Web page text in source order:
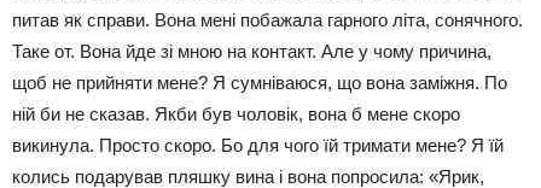
питав як справи. Вона мені побажала гарного літа, сонячного.
Таке от. Вона йде зі мною на контакт. Але у чому причина,
щоб не прийняти мене? Я сумніваюся, що вона заміжня. По
ній би не сказав. Якби був чоловік, вона б мене скоро
викинула. Просто скоро. Бо для чого їй тримати мене? Я їй
колись подарував пляшку вина і вона попросила: «Ярик,